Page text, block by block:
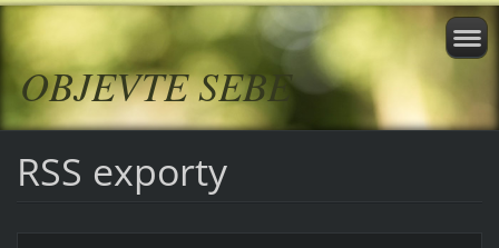
OBJEVTE SEBE
RSS exporty